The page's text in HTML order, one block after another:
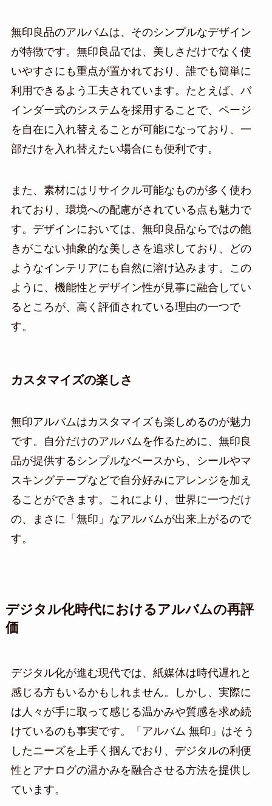
無印良品のアルバムは、そのシンプルなデザイン
が特徴です。無印良品では、美しさだけでなく使
いやすさにも重点が置かれており、誰でも簡単に
利用できるよう工夫されています。たとえば、バ
インダー式のシステムを採用することで、ページ
を自在に入れ替えることが可能になっており、一
部だけを入れ替えたい場合にも便利です。
また、素材にはリサイクル可能なものが多く使わ
れており、環境への配慮がされている点も魅力で
す。デザインにおいては、無印良品ならではの飽
きがこない抽象的な美しさを追求しており、どの
ようなインテリアにも自然に溶け込みます。この
ように、機能性とデザイン性が見事に融合してい
るところが、高く評価されている理由の一つで
す。
カスタマイズの楽しさ
無印アルバムはカスタマイズも楽しめるのが魅力
です。自分だけのアルバムを作るために、無印良
品が提供するシンプルなベースから、シールやマ
スキングテープなどで自分好みにアレンジを加え
ることができます。これにより、世界に一つだけ
の、まさに「無印」なアルバムが出来上がるので
す。
デジタル化時代におけるアルバムの再評
価
デジタル化が進む現代では、紙媒体は時代遅れと
感じる方もいるかもしれません。しかし、実際に
は人々が手に取って感じる温かみや質感を求め続
けているのも事実です。「アルバム 無印」はそう
したニーズを上手く掴んでおり、デジタルの利便
性とアナログの温かみを融合させる方法を提供し
ています。